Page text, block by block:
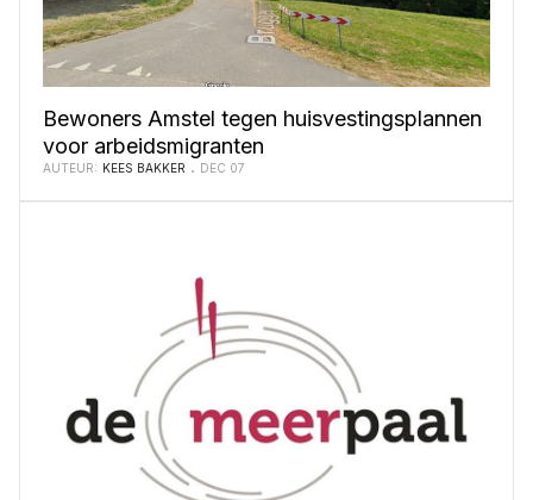
Bewoners Amstel tegen huisvestingsplannen
voor arbeidsmigranten
AUTEUR: KEES BAKKER DEC 07